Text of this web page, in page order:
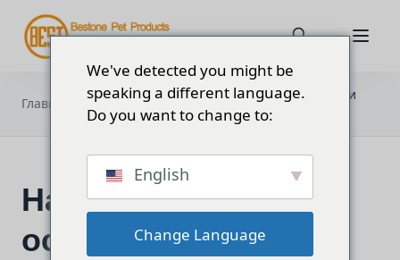
Главная Блог
Наука, лежащая в основе шлейки
для собак без тяги
Наука, лежащая в
основе шлейки для
We've detected you might be
speaking a different language.
Do you want to change to:
English
Change Language